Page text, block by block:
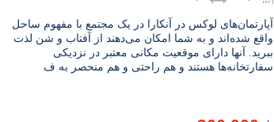
آپارتمان‌های لوکس در آنکارا در یک مجتمع با مفهوم ساحل
واقع شده‌اند و به شما امکان می‌دهند از آفتاب و شن لذت
ببرید. آنها دارای موقعیت مکانی معتبر در نزدیکی
سفارتخانه‌ها هستند و هم راحتی و هم منحصر به ف